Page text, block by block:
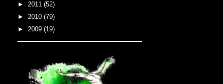
► 2011 (52)
► 2010 (79)
► 2009 (19)